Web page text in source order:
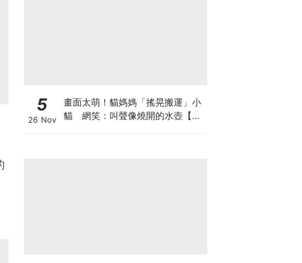
5
26 Nov
畫面太萌！貓媽媽「搖晃搬運」小
貓 網笑：叫聲像燒開的水壺【有